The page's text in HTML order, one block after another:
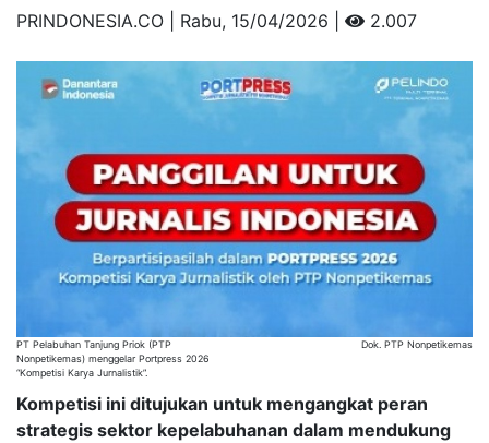
PRINDONESIA.CO | Rabu, 15/04/2026 | 2.007
PT Pelabuhan Tanjung Priok (PTP
Nonpetikemas) menggelar Portpress 2026
“Kompetisi Karya Jurnalistik”.
Dok. PTP Nonpetikemas
Kompetisi ini ditujukan untuk mengangkat peran
strategis sektor kepelabuhanan dalam mendukung